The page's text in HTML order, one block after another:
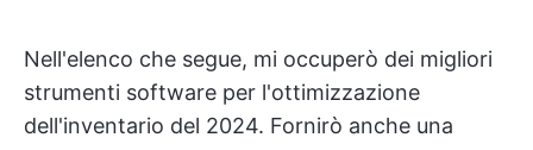
Nell'elenco che segue, mi occuperò dei migliori
strumenti software per l'ottimizzazione
dell'inventario del 2024. Fornirò anche una